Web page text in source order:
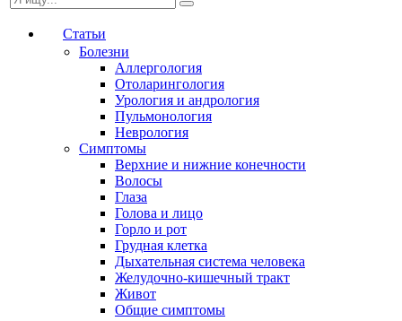
Статьи
Болезни
Аллергология
Отоларингология
Урология и андрология
Пульмонология
Неврология
Симптомы
Верхние и нижние конечности
Волосы
Глаза
Голова и лицо
Горло и рот
Грудная клетка
Дыхательная система человека
Желудочно-кишечный тракт
Живот
Общие симптомы